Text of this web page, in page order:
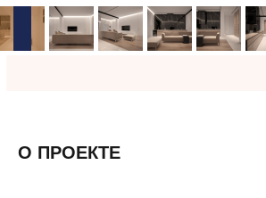
О ПРОЕКТЕ